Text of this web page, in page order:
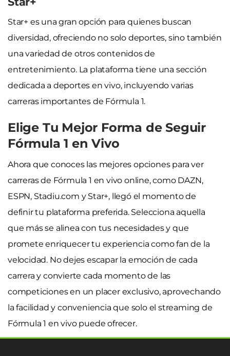
Star+ es una gran opción para quienes buscan
diversidad, ofreciendo no solo deportes, sino también
una variedad de otros contenidos de
entretenimiento. La plataforma tiene una sección
dedicada a deportes en vivo, incluyendo varias
carreras importantes de Fórmula 1.
Elige Tu Mejor Forma de Seguir
Fórmula 1 en Vivo
Ahora que conoces las mejores opciones para ver
carreras de Fórmula 1 en vivo online, como DAZN,
ESPN, Stadiu.com y Star+, llegó el momento de
definir tu plataforma preferida. Selecciona aquella
que más se alinea con tus necesidades y que
promete enriquecer tu experiencia como fan de la
velocidad. No dejes escapar la emoción de cada
carrera y convierte cada momento de las
competiciones en un placer exclusivo, aprovechando
la facilidad y conveniencia que solo el streaming de
Fórmula 1 en vivo puede ofrecer.